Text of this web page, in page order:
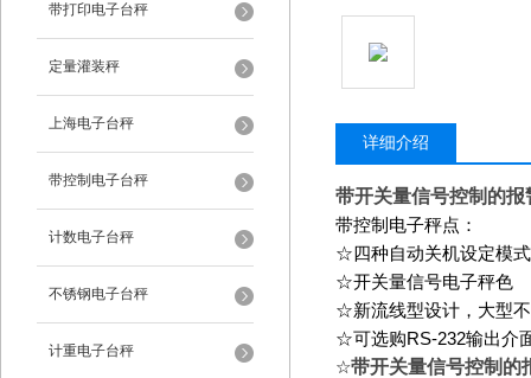
带打印电子台秤
定量灌装秤
上海电子台秤
带控制电子台秤
计数电子台秤
不锈钢电子台秤
计重电子台秤
详细介绍
带开关量信号控制的报
带控制电子秤点：
☆四种自动关机设定模式
☆开关量信号电子秤色
☆新流线型设计，大型
☆可选购RS-232输出介
☆带开关量信号控制的